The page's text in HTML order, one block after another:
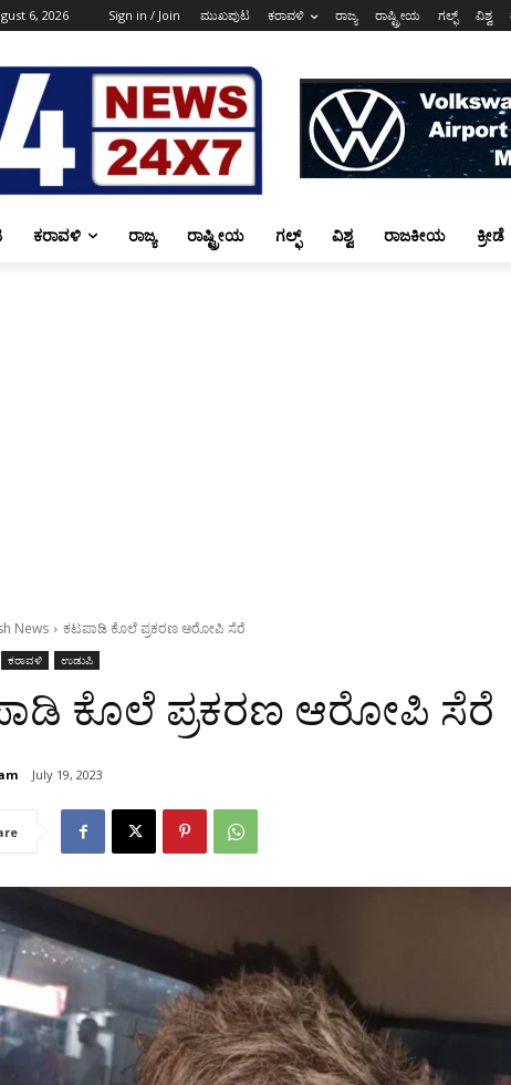
6, 2026 Sign in / Join ಮುಖಪುಟ ಕರಾವಳಿ ರಾಜ್ಯ ರಾಷ್ಟ್ರೀಯ ಗಲ್ಫ್ ವಿಶ್ವ
ಕರಾವಳಿ ರಾಜ್ಯ ರಾಷ್ಟ್ರೀಯ ಗಲ್ಫ್ ವಿಶ್ವ ರಾಜಕೀಯ ಕ್ರೀಡೆ
News ಕಟಪಾಡಿ ಕೊಲೆ ಪ್ರಕರಣ ಆರೋಪಿ ಸೆರೆ
ಕರಾವಳಿ ಉಡುಪಿ
ಕೊಲೆ ಪ್ರಕರಣ ಆರೋಪಿ ಸೆರೆ
July 19, 2023